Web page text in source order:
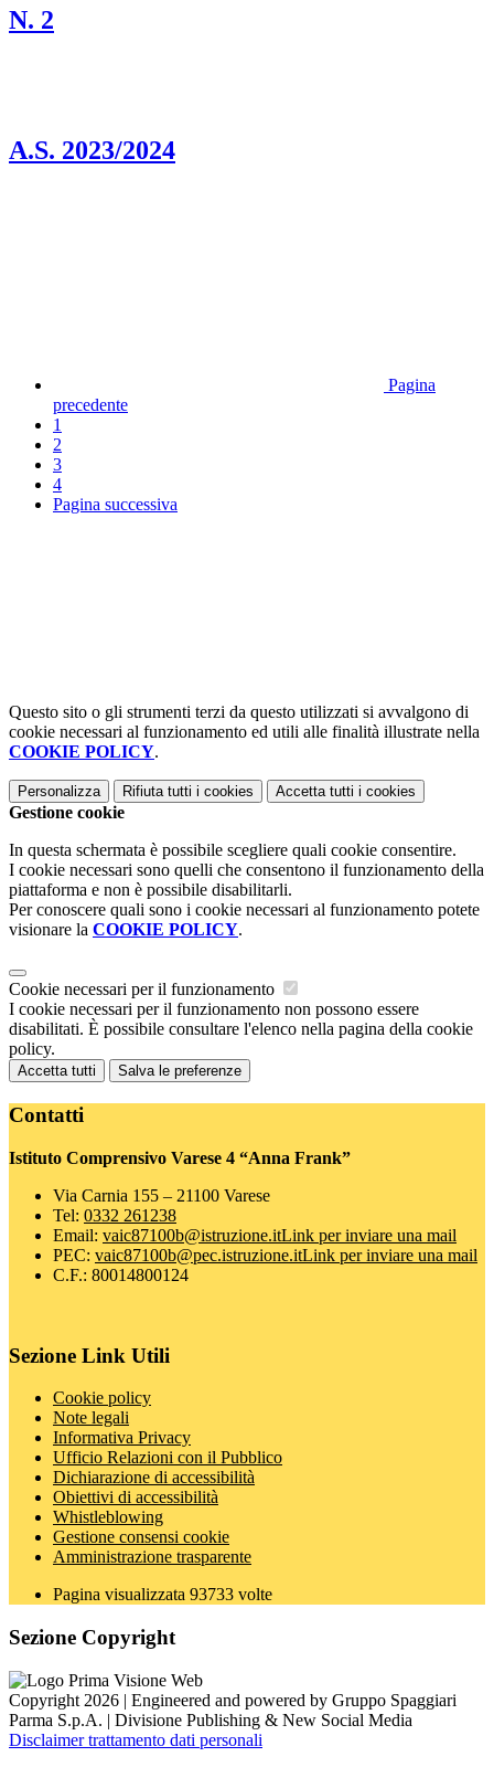
N. 2
A.S. 2023/2024
Pagina
precedente
1
2
3
4
Pagina successiva
Questo sito o gli strumenti terzi da questo utilizzati si avvalgono di
cookie necessari al funzionamento ed utili alle finalità illustrate nella
COOKIE POLICY.
Personalizza Rifiuta tutti i cookies Accetta tutti i cookies
Gestione cookie
In questa schermata è possibile scegliere quali cookie consentire.
I cookie necessari sono quelli che consentono il funzionamento della
piattaforma e non è possibile disabilitarli.
Per conoscere quali sono i cookie necessari al funzionamento potete
visionare la COOKIE POLICY.
Cookie necessari per il funzionamento
I cookie necessari per il funzionamento non possono essere
disabilitati. È possibile consultare l'elenco nella pagina della cookie
policy.
Accetta tutti Salva le preferenze
Contatti
Istituto Comprensivo Varese 4 “Anna Frank”
Via Carnia 155 – 21100 Varese
Tel: 0332 261238
Email: vaic87100b@istruzione.itLink per inviare una mail
PEC: vaic87100b@pec.istruzione.itLink per inviare una mail
C.F.: 80014800124
Sezione Link Utili
Cookie policy
Note legali
Informativa Privacy
Ufficio Relazioni con il Pubblico
Dichiarazione di accessibilità
Obiettivi di accessibilità
Whistleblowing
Gestione consensi cookie
Amministrazione trasparente
Pagina visualizzata 93733 volte
Sezione Copyright
Copyright 2026 | Engineered and powered by Gruppo Spaggiari
Parma S.p.A. | Divisione Publishing & New Social Media
Disclaimer trattamento dati personali